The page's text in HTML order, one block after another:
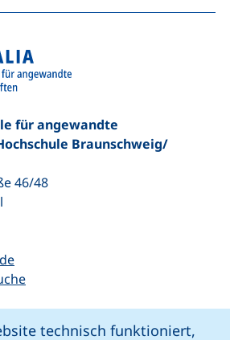
technisch funktioniert,
für angewandte
Braunschweig/​
46/48
Link, öffnet neues Fenster)
einen Telefonanruf, wenn Ihr
(öffnet Ihr E-Mail-Programm)